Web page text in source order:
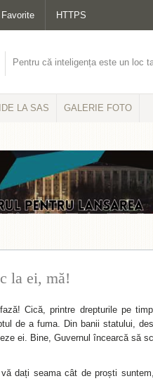
Favorite HTTPS
Pentru că inteligența este un loc
LA SAS GALERIE FOTO
la ei, mă!
Cică, printre drepturile pe
de a fuma. Din banii statului,
ei. Bine, Guvernul încearcă să
dați seama cât de proști